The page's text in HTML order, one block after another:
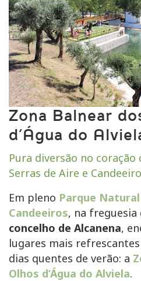
Zona Balnear
d’Água do
Pura diversão no
Serras de Aire e
Em pleno Parque
Candeeiros, na freguesia
concelho de Alcanena,
lugares mais
dias quentes de verão: a
Olhos d’Água do Alviela.